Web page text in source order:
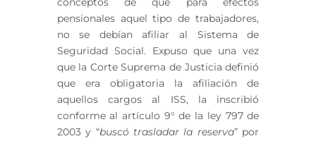
pensionales aquel tipo de trabajadores,
no se debían afiliar al Sistema de
Seguridad Social. Expuso que una vez
que la Corte Suprema de Justicia definió
que era obligatoria la afiliación de
aquellos cargos al ISS, la inscribió
conforme al artículo 9° de la ley 797 de
2003 y “buscó trasladar la reserva” por